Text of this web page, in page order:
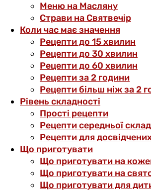
Меню на Масляну
Страви на Святвечір
Коли час має значення
Рецепти до 15 хвилин
Рецепти до 30 хвилин
Рецепти до 60 хвилин
Рецепти за 2 години
Рецепти більш ніж за 2
Рівень складності
Прості рецепти
Рецепти середньої
Рецепти для
Що приготувати
Що приготувати на
Що приготувати на
Що приготувати для